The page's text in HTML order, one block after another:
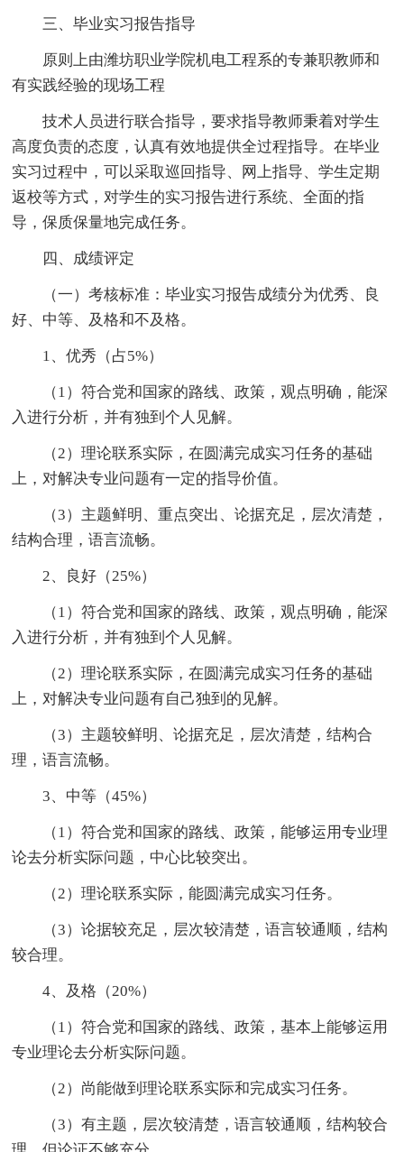
三、毕业实习报告指导
原则上由潍坊职业学院机电工程系的专兼职教师和
有实践经验的现场工程
技术人员进行联合指导，要求指导教师秉着对学生
高度负责的态度，认真有效地提供全过程指导。在毕业
实习过程中，可以采取巡回指导、网上指导、学生定期
返校等方式，对学生的实习报告进行系统、全面的指
导，保质保量地完成任务。
四、成绩评定
（一）考核标准：毕业实习报告成绩分为优秀、良
好、中等、及格和不及格。
1、优秀（占5%）
（1）符合党和国家的路线、政策，观点明确，能深
入进行分析，并有独到个人见解。
（2）理论联系实际，在圆满完成实习任务的基础
上，对解决专业问题有一定的指导价值。
（3）主题鲜明、重点突出、论据充足，层次清楚，
结构合理，语言流畅。
2、良好（25%）
（1）符合党和国家的路线、政策，观点明确，能深
入进行分析，并有独到个人见解。
（2）理论联系实际，在圆满完成实习任务的基础
上，对解决专业问题有自己独到的见解。
（3）主题较鲜明、论据充足，层次清楚，结构合
理，语言流畅。
3、中等（45%）
（1）符合党和国家的路线、政策，能够运用专业理
论去分析实际问题，中心比较突出。
（2）理论联系实际，能圆满完成实习任务。
（3）论据较充足，层次较清楚，语言较通顺，结构
较合理。
4、及格（20%）
（1）符合党和国家的路线、政策，基本上能够运用
专业理论去分析实际问题。
（2）尚能做到理论联系实际和完成实习任务。
（3）有主题，层次较清楚，语言较通顺，结构较合